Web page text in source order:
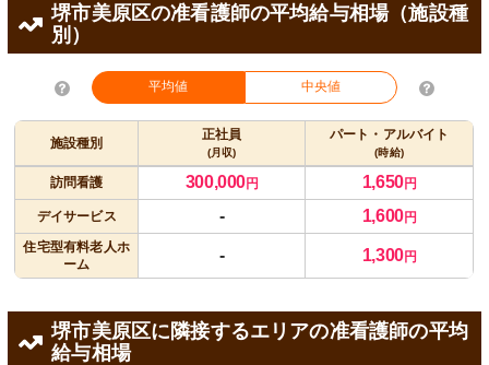
堺市美原区の准看護師の平均給与相場（施設種
別）
平均値 中央値
施設種別
正社員
(月収)
パート・アルバイト
(時給)
訪問看護 300,000円 1,650円
デイサービス - 1,600円
住宅型有料老人ホ
ーム
- 1,300円
堺市美原区に隣接するエリアの准看護師の平均
給与相場